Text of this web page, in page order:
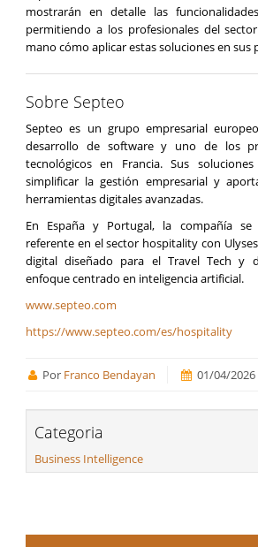
mostrarán en detalle las
permitiendo a los profesionales del
mano cómo aplicar estas soluciones en sus
Sobre Septeo
Septeo es un grupo empresarial
desarrollo de software y uno de los
tecnológicos en Francia. Sus
simplificar la gestión empresarial y
herramientas digitales avanzadas.
En España y Portugal, la compañía
referente en el sector hospitality con
digital diseñado para el Travel Tech y
enfoque centrado en inteligencia artificial.
www.septeo.com
https://www.septeo.com/es/hospitality
Por Franco Bendayan 01/04/2026
Categoria
Business Intelligence